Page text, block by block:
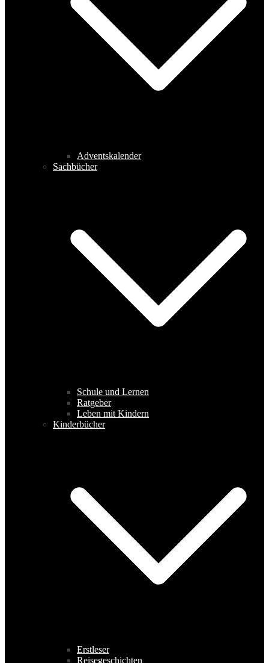
Adventskalender
Sachbücher
Schule und Lernen
Ratgeber
Leben mit Kindern
Kinderbücher
Erstleser
Reisegeschichten